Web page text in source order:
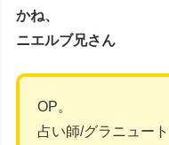
かね、
ニエルブ兄さん
OP。
占い師/グラニュー